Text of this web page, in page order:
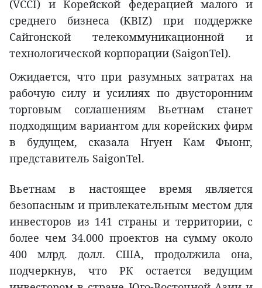
(VCCI) и Корейской федерацией малого и
среднего бизнеса (KBIZ) при поддержке
Сайгонской телекоммуникационной и
технологической корпорации (SaigonTel).
Ожидается, что при разумных затратах на
рабочую силу и усилиях по двусторонним
торговым соглашениям Вьетнам станет
подходящим вариантом для корейских фирм
в будущем, сказала Нгуен Кам Фыонг,
представитель SaigonTel.
Вьетнам в настоящее время является
безопасным и привлекательным местом для
инвесторов из 141 страны и территории, с
более чем 34.000 проектов на сумму около
400 млрд. долл. США, продолжила она,
подчеркнув, что РК остается ведущим